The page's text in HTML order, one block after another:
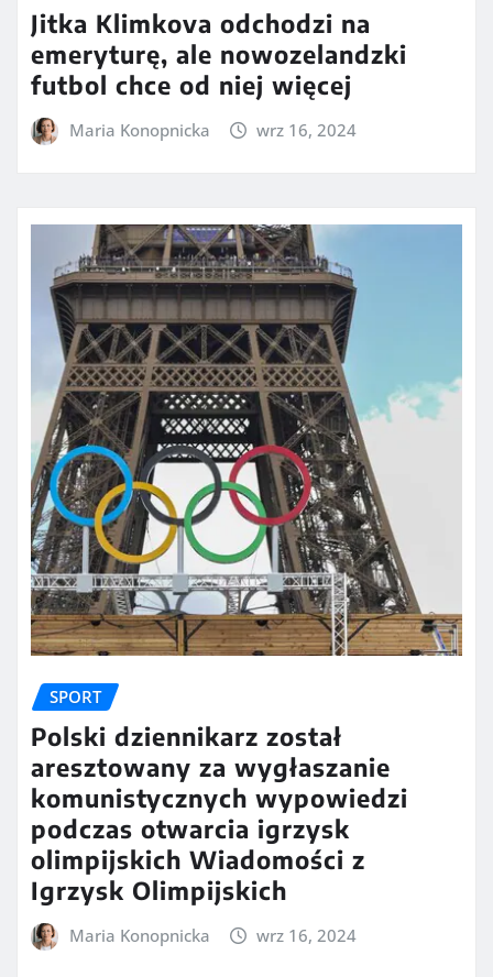
Jitka Klimkova odchodzi na
emeryturę, ale nowozelandzki
futbol chce od niej więcej
Maria Konopnicka wrz 16, 2024
SPORT
Polski dziennikarz został
aresztowany za wygłaszanie
komunistycznych wypowiedzi
podczas otwarcia igrzysk
olimpijskich Wiadomości z
Igrzysk Olimpijskich
Maria Konopnicka wrz 16, 2024